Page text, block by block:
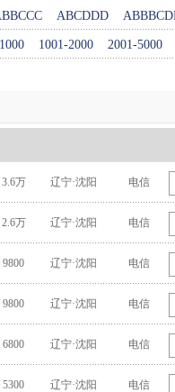
ABCDDD
1001-2000 2001-5000
3.6万 辽宁·沈阳 电信
2.6万 辽宁·沈阳 电信
9800 辽宁·沈阳 电信
9800 辽宁·沈阳 电信
6800 辽宁·沈阳 电信
5300 辽宁·沈阳 电信